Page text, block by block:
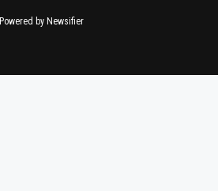
Powered by Newsifier